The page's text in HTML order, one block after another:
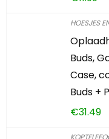
HOESJES
Buds,
Case,
Buds +
€31.49